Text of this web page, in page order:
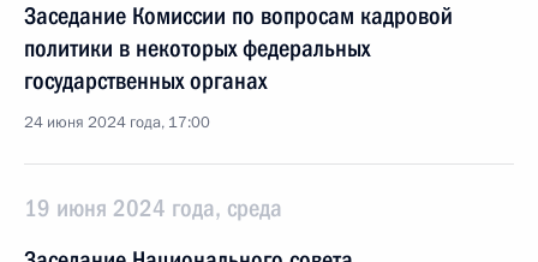
Заседание Комиссии по вопросам кадровой
политики в некоторых федеральных
государственных органах
24 июня 2024 года, 17:00
19 июня 2024 года, среда